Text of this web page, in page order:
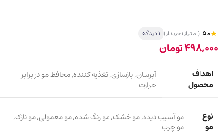
5.0 (امتیاز 1 خریدار) 1 دیدگاه
498,000تومان
اهداف
محصول
آبرسان,بازسازی,تغذیه کننده,محافظ مو در برابر
حرارت
نوع
مو
مو آسیب دیده,مو خشک,مو رنگ شده,مو معمولی,مو نازک,
مو چرب